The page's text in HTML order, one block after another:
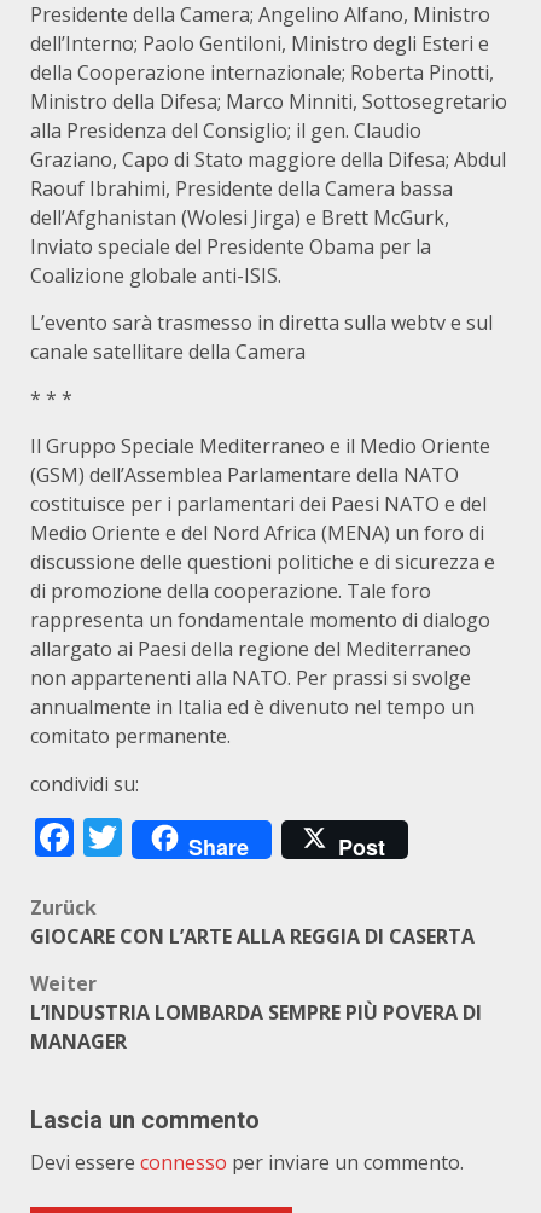
Presidente della Camera; Angelino Alfano, Ministro
dell’Interno; Paolo Gentiloni, Ministro degli Esteri e
della Cooperazione internazionale; Roberta Pinotti,
Ministro della Difesa; Marco Minniti, Sottosegretario
alla Presidenza del Consiglio; il gen. Claudio
Graziano, Capo di Stato maggiore della Difesa; Abdul
Raouf Ibrahimi, Presidente della Camera bassa
dell’Afghanistan (Wolesi Jirga) e Brett McGurk,
Inviato speciale del Presidente Obama per la
Coalizione globale anti-ISIS.
L’evento sarà trasmesso in diretta sulla webtv e sul
canale satellitare della Camera
* * *
Il Gruppo Speciale Mediterraneo e il Medio Oriente
(GSM) dell’Assemblea Parlamentare della NATO
costituisce per i parlamentari dei Paesi NATO e del
Medio Oriente e del Nord Africa (MENA) un foro di
discussione delle questioni politiche e di sicurezza e
di promozione della cooperazione. Tale foro
rappresenta un fondamentale momento di dialogo
allargato ai Paesi della regione del Mediterraneo
non appartenenti alla NATO. Per prassi si svolge
annualmente in Italia ed è divenuto nel tempo un
comitato permanente.
condividi su:
Facebook
Twitter
Share Post
Beitragsnavigation
Zurück
GIOCARE CON L’ARTE ALLA REGGIA DI CASERTA
Weiter
L’INDUSTRIA LOMBARDA SEMPRE PIÙ POVERA DI
MANAGER
Lascia un commento
Devi essere connesso per inviare un commento.